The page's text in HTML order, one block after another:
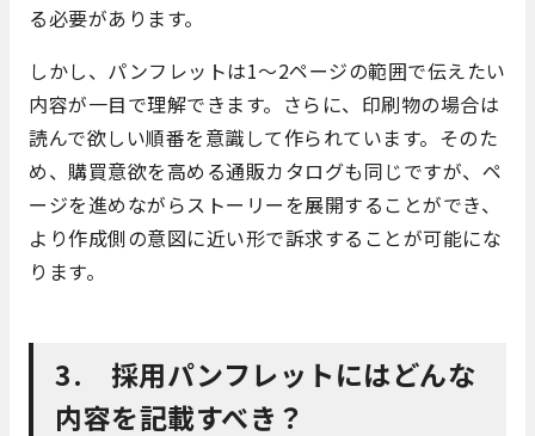
る必要があります。
しかし、パンフレットは1～2ページの範囲で伝えたい
内容が一目で理解できます。さらに、印刷物の場合は
読んで欲しい順番を意識して作られています。そのた
め、購買意欲を高める通販カタログも同じですが、ペ
ージを進めながらストーリーを展開することができ、
より作成側の意図に近い形で訴求することが可能にな
ります。
3. 採用パンフレットにはどんな
内容を記載すべき？